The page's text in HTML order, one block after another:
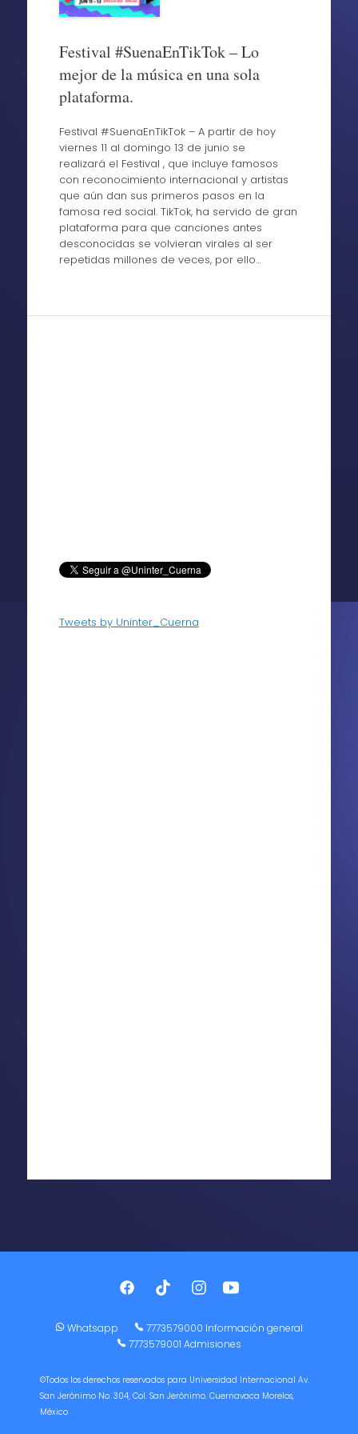
Festival #SuenaEnTikTok – Lo
mejor de la música en una sola
plataforma.
Festival #SuenaEnTikTok – A partir de hoy
viernes 11 al domingo 13 de junio se
realizará el Festival , que incluye famosos
con reconocimiento internacional y artistas
que aún dan sus primeros pasos en la
famosa red social. TikTok, ha servido de gran
plataforma para que canciones antes
desconocidas se volvieran virales al ser
repetidas millones de veces, por ello…
Tweets by Uninter_Cuerna
Whatsapp
7773579000 Información general
7773579001 Admisiones
©Todos los derechos reservados para Universidad Internacional Av.
San Jerónimo No. 304, Col. San Jerónimo. Cuernavaca Morelos,
México